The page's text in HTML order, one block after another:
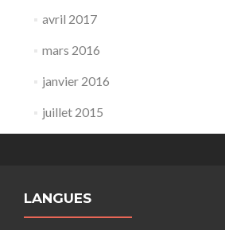
avril 2017
mars 2016
janvier 2016
juillet 2015
LANGUES